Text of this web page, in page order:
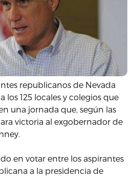
republicanos de Nevada
los 125 locales y colegios que
una jornada que, según las
victoria al exgobernador de
en votar entre los aspirantes
a la presidencia de